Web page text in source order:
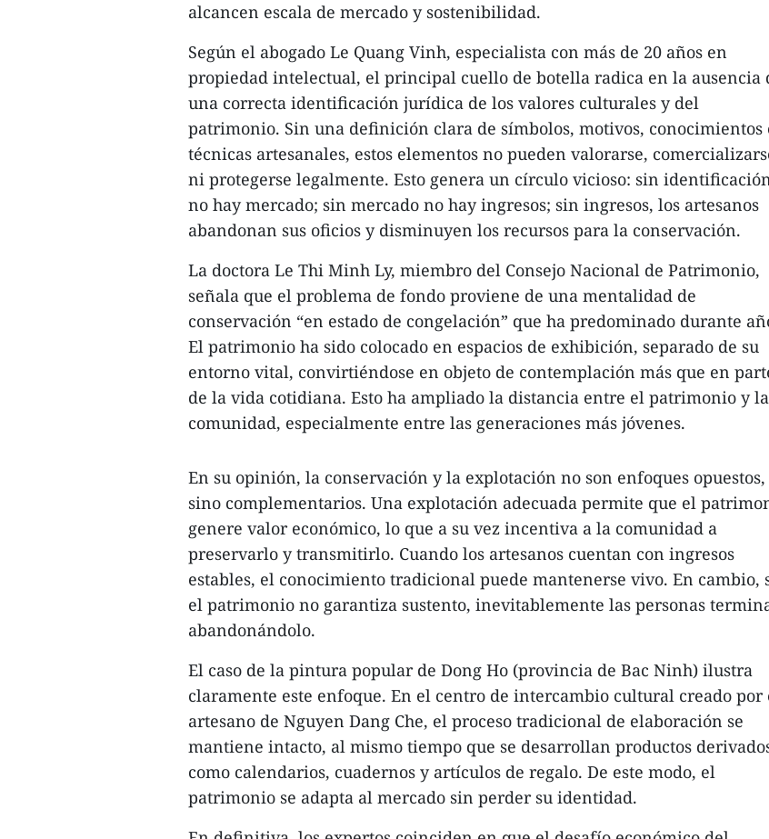
alcancen escala de mercado y sostenibilidad.
Según el abogado Le Quang Vinh, especialista con más de 20 años en
propiedad intelectual, el principal cuello de botella radica en la ausencia
una correcta identificación jurídica de los valores culturales y del
patrimonio. Sin una definición clara de símbolos, motivos, conocimientos
técnicas artesanales, estos elementos no pueden valorarse,
ni protegerse legalmente. Esto genera un círculo vicioso: sin
no hay mercado; sin mercado no hay ingresos; sin ingresos, los artesanos
abandonan sus oficios y disminuyen los recursos para la conservación.
La doctora Le Thi Minh Ly, miembro del Consejo Nacional de Patrimonio,
señala que el problema de fondo proviene de una mentalidad de
conservación “en estado de congelación” que ha predominado durante
El patrimonio ha sido colocado en espacios de exhibición, separado de su
entorno vital, convirtiéndose en objeto de contemplación más que en
de la vida cotidiana. Esto ha ampliado la distancia entre el patrimonio y la
comunidad, especialmente entre las generaciones más jóvenes.
En su opinión, la conservación y la explotación no son enfoques opuestos,
sino complementarios. Una explotación adecuada permite que el
genere valor económico, lo que a su vez incentiva a la comunidad a
preservarlo y transmitirlo. Cuando los artesanos cuentan con ingresos
estables, el conocimiento tradicional puede mantenerse vivo. En cambio,
el patrimonio no garantiza sustento, inevitablemente las personas
abandonándolo.
El caso de la pintura popular de Dong Ho (provincia de Bac Ninh) ilustra
claramente este enfoque. En el centro de intercambio cultural creado por
artesano de Nguyen Dang Che, el proceso tradicional de elaboración se
mantiene intacto, al mismo tiempo que se desarrollan productos
como calendarios, cuadernos y artículos de regalo. De este modo, el
patrimonio se adapta al mercado sin perder su identidad.